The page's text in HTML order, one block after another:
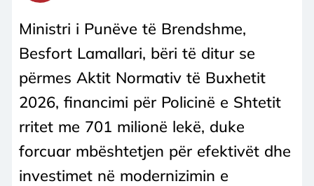
Ministri i Punëve të Brendshme,
Besfort Lamallari, bëri të ditur se
përmes Aktit Normativ të Buxhetit
2026, financimi për Policinë e Shtetit
rritet me 701 milionë lekë, duke
forcuar mbështetjen për efektivët dhe
investimet në modernizimin e